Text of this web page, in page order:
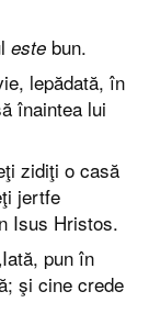
este bun.
lepădată, în
înaintea lui
zidiţi o casă
jertfe
Isus Hristos.
pun în
şi cine crede